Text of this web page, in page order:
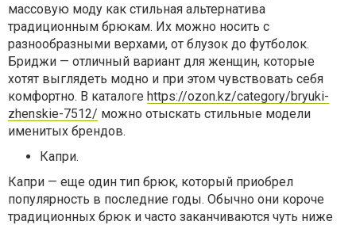
массовую моду как стильная альтернатива
традиционным брюкам. Их можно носить с
разнообразными верхами, от блузок до футболок.
Бриджи — отличный вариант для женщин, которые
хотят выглядеть модно и при этом чувствовать себя
комфортно. В каталоге https://ozon.kz/category/bryuki-
zhenskie-7512/ можно отыскать стильные модели
именитых брендов.
Капри.
Капри — еще один тип брюк, который приобрел
популярность в последние годы. Обычно они короче
традиционных брюк и часто заканчиваются чуть ниже